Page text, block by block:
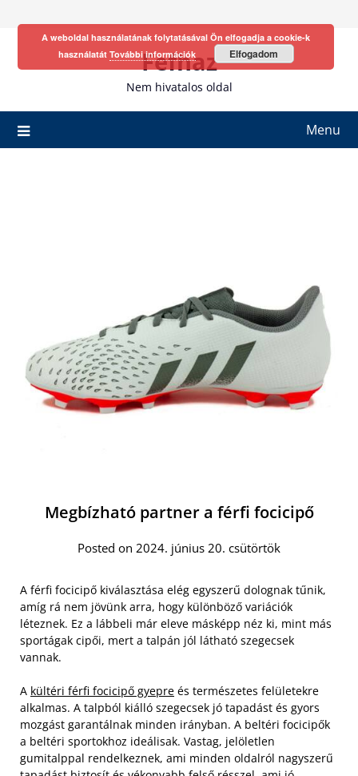
Fefhaz
Nem hivatalos oldal
Menu
Megbízható partner a férfi focicipő
Posted on 2024. június 20. csütörtök
A férfi focicipő kiválasztása elég egyszerű dolognak tűnik,
amíg rá nem jövünk arra, hogy különböző variációk
léteznek. Ez a lábbeli már eleve másképp néz ki, mint más
sportágak cipői, mert a talpán jól látható szegecsek
vannak.
A kültéri férfi focicipő gyepre és természetes felületekre
alkalmas. A talpból kiálló szegecsek jó tapadást és gyors
mozgást garantálnak minden irányban. A beltéri focicipők
a beltéri sportokhoz ideálisak. Vastag, jelöletlen
gumitalppal rendelkeznek, ami minden oldalról nagyszerű
A weboldal használatának folytatásával Ön elfogadja a cookie-k
használatát További információk Elfogadom